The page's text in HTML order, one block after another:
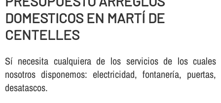
DOMESTICOS EN MARTÍ DE
CENTELLES
Sí necesita cualquiera de los servicios de los cuales
nosotros disponemos: electricidad, fontanería, puertas,
desatascos.